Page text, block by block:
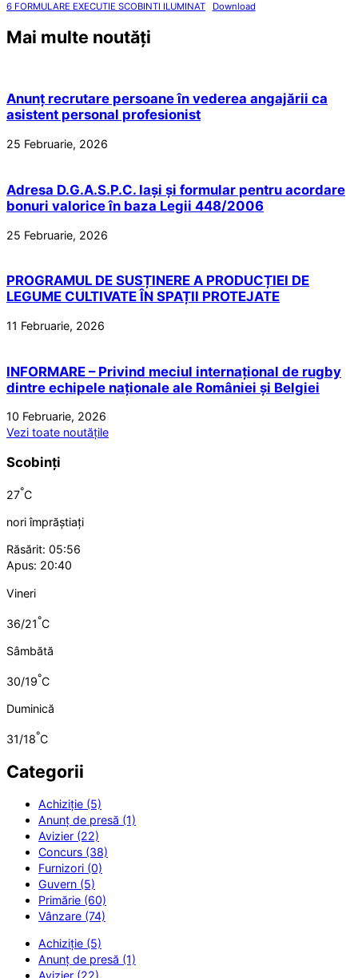
6 FORMULARE EXECUTIE SCOBINTI ILUMINAT Download
Mai multe noutăți
Anunț recrutare persoane în vederea angajării ca
asistent personal profesionist
25 Februarie, 2026
Adresa D.G.A.S.P.C. Iași și formular pentru acordare
bonuri valorice în baza Legii 448/2006
25 Februarie, 2026
PROGRAMUL DE SUSȚINERE A PRODUCȚIEI DE
LEGUME CULTIVATE ÎN SPAȚII PROTEJATE
11 Februarie, 2026
INFORMARE – Privind meciul internațional de rugby
dintre echipele naționale ale României și Belgiei
10 Februarie, 2026
Vezi toate noutățile
Scobinți
27°C
nori împrăștiați
Răsărit: 05:56
Apus: 20:40
Vineri
36/21°C
Sâmbătă
30/19°C
Duminică
31/18°C
Categorii
Achiziție (5)
Anunț de presă (1)
Avizier (22)
Concurs (38)
Furnizori (0)
Guvern (5)
Primărie (60)
Vânzare (74)
Achiziție (5)
Anunț de presă (1)
Avizier (22)